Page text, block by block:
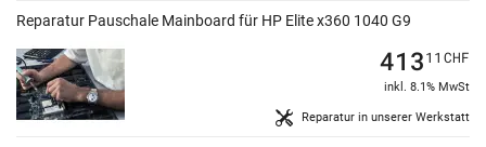
Reparatur Pauschale Mainboard für HP Elite x360 1040 G9
Reparatur in unserer Werkstatt
41311 CHF
inkl. 8.1% MwSt